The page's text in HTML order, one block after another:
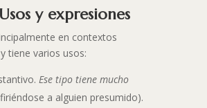
y expresiones
en contextos
tiene varios usos:
Ese tipo tiene mucho
a alguien presumido).